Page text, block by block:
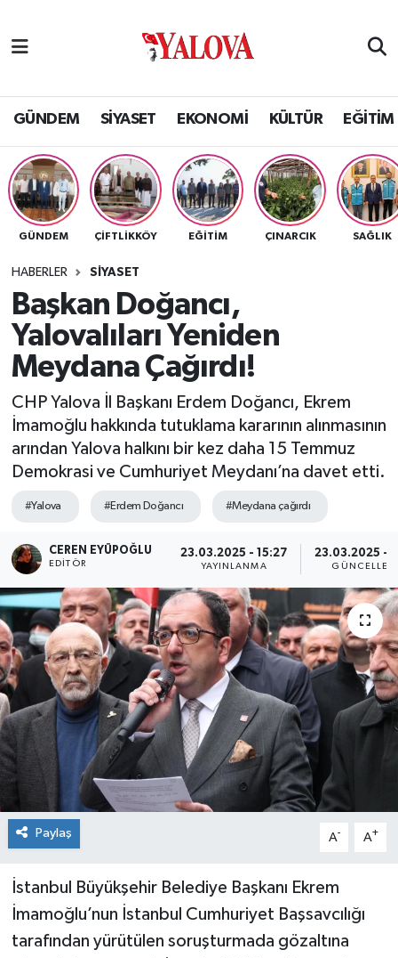
GÜNDEM SİYASET EKONOMİ KÜLTÜR EĞİTİM
GÜNDEM ÇİFTLİKKÖY EĞİTİM ÇINARCIK SAĞLIK
HABERLER SİYASET
Başkan Doğancı,
Yalovalıları Yeniden
Meydana Çağırdı!
CHP Yalova İl Başkanı Erdem Doğancı, Ekrem
İmamoğlu hakkında tutuklama kararının alınmasının
arından Yalova halkını bir kez daha 15 Temmuz
Demokrasi ve Cumhuriyet Meydanı’na davet etti.
#Yalova #Erdem Doğancı #Meydana çağırdı
CEREN EYÜPOĞLU
EDITÖR
23.03.2025 - 15:27
YAYINLANMA
23.03.2025 -
Paylaş A- A+
İstanbul Büyükşehir Belediye Başkanı Ekrem
İmamoğlu’nun İstanbul Cumhuriyet Başsavcılığı
tarafından yürütülen soruşturmada gözaltına
SİYASET
EKONOMİ
KÜLTÜR
BİLİM VE TEKNOLOJİ
ASAYİŞ
SAĞLIK
SPOR
ULUSAL
RESMİ İLAN
Yalova Nöbetçi Eczaneler
Yalova Hava Durumu
Yalova Namaz Vakitleri
Yalova Trafik Yoğunluk Haritası
Tüm Manşetler
Son Dakika Haberleri
Haber Arşivi